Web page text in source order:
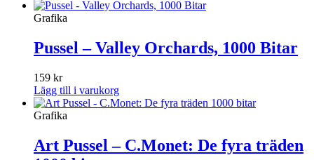
Grafika
Pussel – Valley Orchards, 1000 Bitar
159 kr
Lägg till i varukorg
Grafika
Art Pussel – C.Monet: De fyra träden